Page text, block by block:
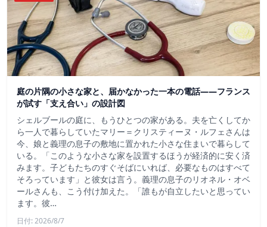
庭の片隅の小さな家と、届かなかった一本の電話——フランス
が試す「支え合い」の設計図
シェルブールの庭に、もうひとつの家がある。夫を亡くしてか
ら一人で暮らしていたマリー＝クリスティーヌ・ルフェさんは
今、娘と義理の息子の敷地に置かれた小さな住まいで暮らして
いる。「このような小さな家を設置するほうが経済的に安く済
みます。子どもたちのすぐそばにいれば、必要なものはすべて
そろっています」と彼女は言う。義理の息子のリオネル・オベ
ールさんも、こう付け加えた。「誰もが自立したいと思ってい
ます。彼…
日付: 2026/8/7